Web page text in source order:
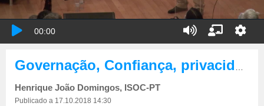
00:00
Henrique João Domingos, ISOC-PT
Publicado a 17.10.2018 14:30